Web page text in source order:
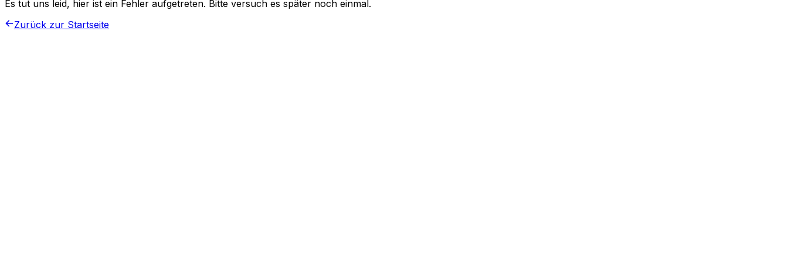
Es tut uns leid, hier ist ein Fehler aufgetreten. Bitte versuch es später noch einmal.
Zurück zur Startseite